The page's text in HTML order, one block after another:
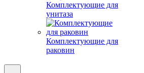
Комплектующие для
унитаза
Комплектующие для
раковин